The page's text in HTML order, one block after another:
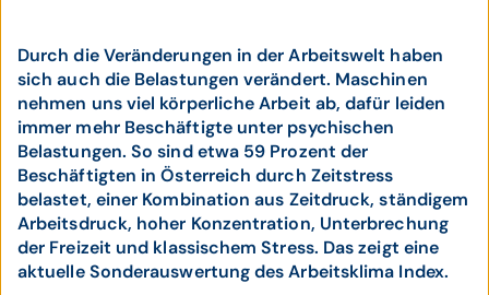
Durch die Veränderungen in der Arbeitswelt haben
sich auch die Belastungen verändert. Maschinen
nehmen uns viel körperliche Arbeit ab, dafür leiden
immer mehr Beschäftigte unter psychischen
Belastungen. So sind etwa 59 Prozent der
Beschäftigten in Österreich durch Zeitstress
belastet, einer Kombination aus Zeitdruck, ständigem
Arbeitsdruck, hoher Konzentration, Unterbrechung
der Freizeit und klassischem Stress. Das zeigt eine
aktuelle Sonderauswertung des Arbeitsklima Index.